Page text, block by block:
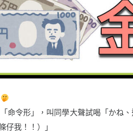
命令形」，叫同學大聲試喝「かね
仔我！！）」